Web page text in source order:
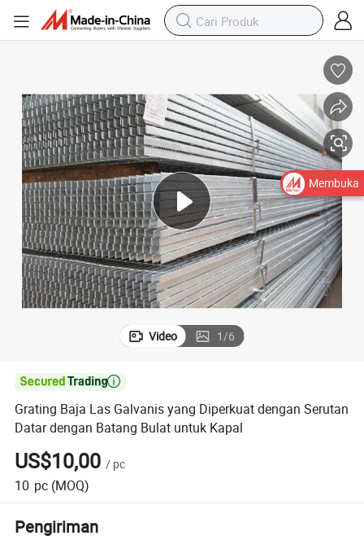
Video 1/6

Grating Baja Las Galvanis yang Diperkuat dengan Serutan
Datar dengan Batang Bulat untuk Kapal
US$10,00 / pc
10 pc (MOQ)
Pengiriman
Membuka